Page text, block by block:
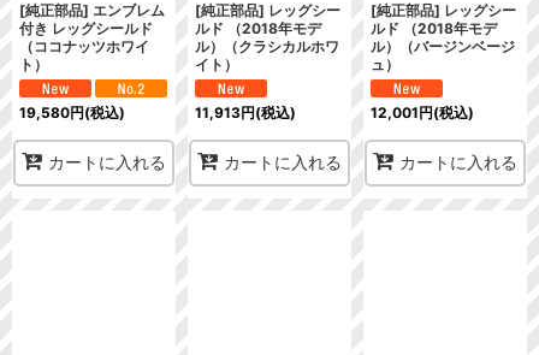
[純正部品] エンブレム
付き レッグシールド
（ココナッツホワイ
ト）
19,580円(税込)
カートに入れる
[純正部品] レッグシー
ルド （2018年モデ
ル）（クラシカルホワ
イト）
11,913円(税込)
カートに入れる
[純正部品] レッグシー
ルド （2018年モデ
ル）（バージンベージ
ュ）
12,001円(税込)
カートに入れる